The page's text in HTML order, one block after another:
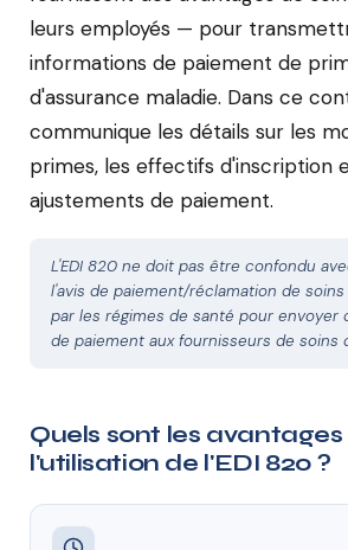
leurs employés — pour
informations de paiement de
d'assurance maladie. Dans ce
communique les détails sur les
primes, les effectifs d'inscription
ajustements de paiement.
L'EDI 820 ne doit pas être confondu
l'avis de paiement/réclamation de
par les régimes de santé pour envoyer
de paiement aux fournisseurs de soins
Quels sont les avantages
l'utilisation de l'EDI 820 ?